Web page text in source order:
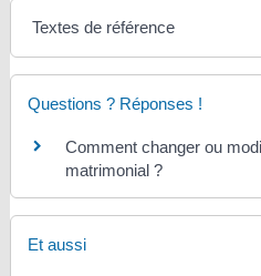
Textes de référence
Questions ? Réponses !
Comment changer ou
matrimonial ?
Et aussi